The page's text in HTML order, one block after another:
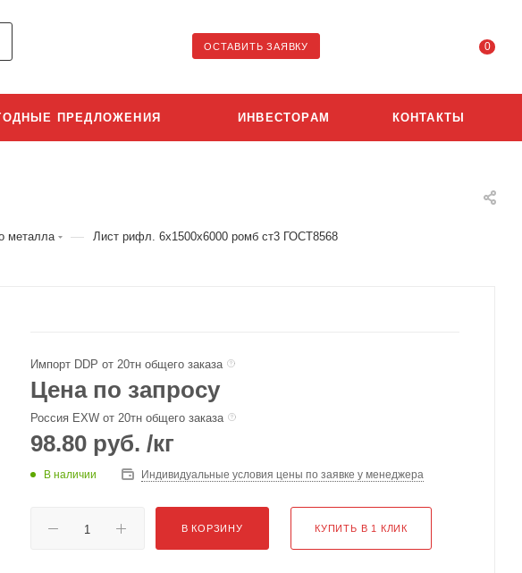
ОСТАВИТЬ ЗАЯВКУ 0
ПРЕДЛОЖЕНИЯ ИНВЕСТОРАМ КОНТАКТЫ
металла — Лист рифл. 6х1500х6000 ромб ст3 ГОСТ8568
Импорт DDP от 20тн общего заказа
Цена по запросу
Россия EXW от 20тн общего заказа
98.80 руб. /кг
В наличии Индивидуальные условия цены по заявке у менеджера
В КОРЗИНУ КУПИТЬ В 1 КЛИК